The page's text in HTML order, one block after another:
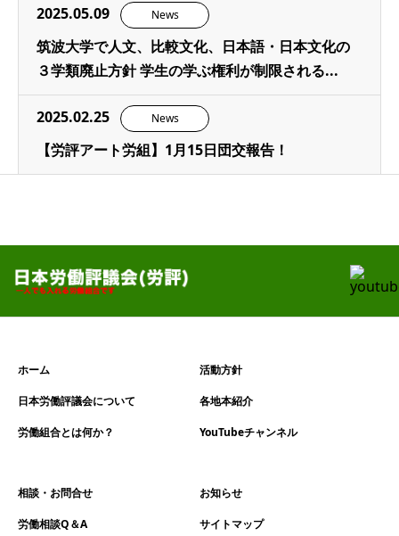
2025.05.09 News
筑波大学で人文、比較文化、日本語・日本文化の
３学類廃止方針 学生の学ぶ権利が制限される...
2025.02.25 News
【労評アート労組】1月15日団交報告！
ホーム
日本労働評議会について
労働組合とは何か？
活動方針
各地本紹介
YouTubeチャンネル
相談・お問合せ
労働相談Q＆A
お知らせ
サイトマップ